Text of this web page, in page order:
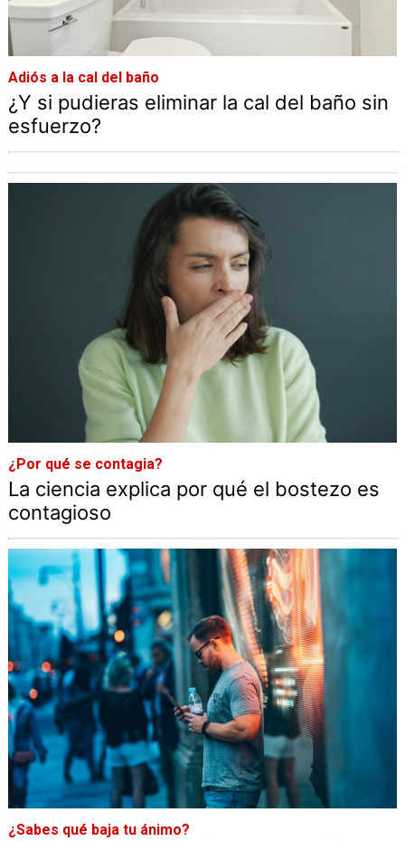
Adiós a la cal del baño
¿Y si pudieras eliminar la cal del baño sin
esfuerzo?
¿Por qué se contagia?
La ciencia explica por qué el bostezo es
contagioso
¿Sabes qué baja tu ánimo?